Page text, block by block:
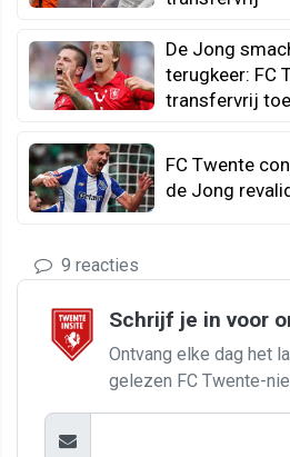
De Jong
terugkeer: FC
transfervrij
FC Twente
de Jong
9 reacties
Schrijf je in voor
Ontvang elke dag het
gelezen FC Twente-